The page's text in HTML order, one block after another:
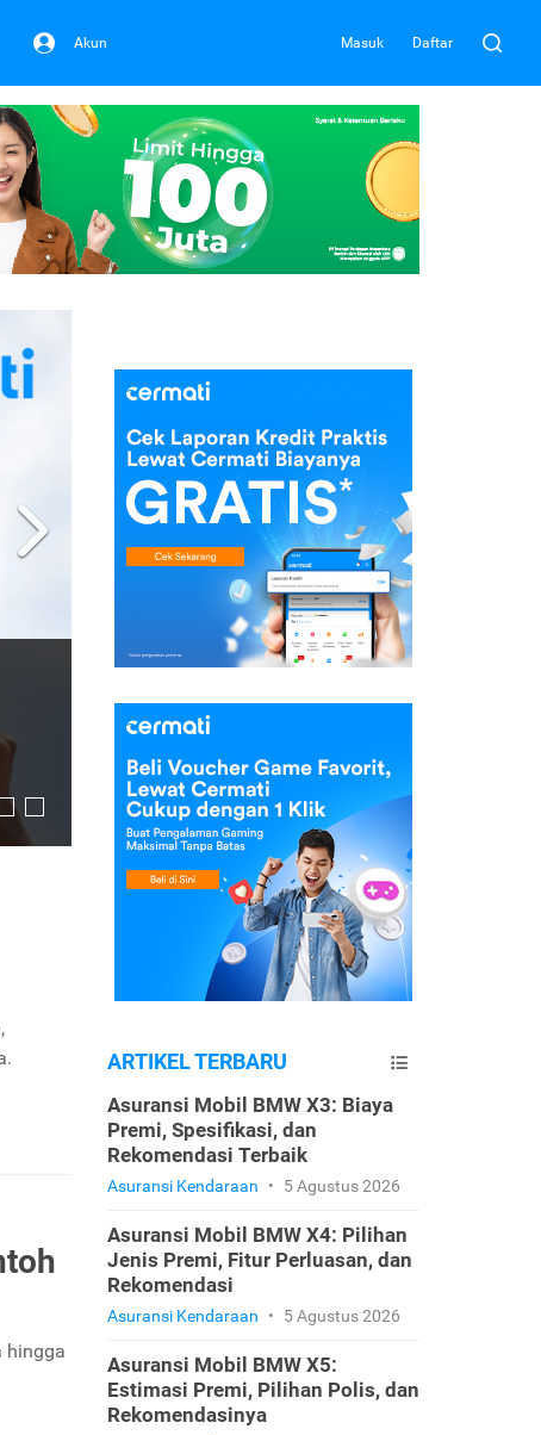
Akun Masuk Daftar
Next
hingga
ARTIKEL TERBARU
Asuransi Mobil BMW X3: Biaya
Premi, Spesifikasi, dan
Rekomendasi Terbaik
Asuransi Kendaraan • 5 Agustus 2026
Asuransi Mobil BMW X4: Pilihan
Jenis Premi, Fitur Perluasan, dan
Rekomendasi
Asuransi Kendaraan • 5 Agustus 2026
Asuransi Mobil BMW X5:
Estimasi Premi, Pilihan Polis, dan
Rekomendasinya